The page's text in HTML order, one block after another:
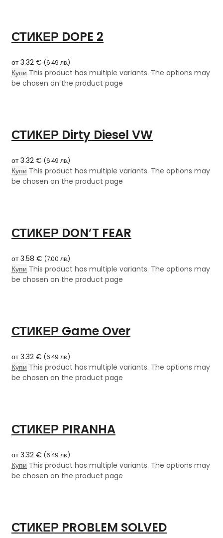
СТИКЕР DOPE 2
от3.32 € (6.49 лв.)
Купи This product has multiple variants. The options may
be chosen on the product page
СТИКЕР Dirty Diesel VW
от3.32 € (6.49 лв.)
Купи This product has multiple variants. The options may
be chosen on the product page
СТИКЕР DON’T FEAR
от3.58 € (7.00 лв.)
Купи This product has multiple variants. The options may
be chosen on the product page
СТИКЕР Game Over
от3.32 € (6.49 лв.)
Купи This product has multiple variants. The options may
be chosen on the product page
СТИКЕР PIRANHA
от3.32 € (6.49 лв.)
Купи This product has multiple variants. The options may
be chosen on the product page
СТИКЕР PROBLEM SOLVED